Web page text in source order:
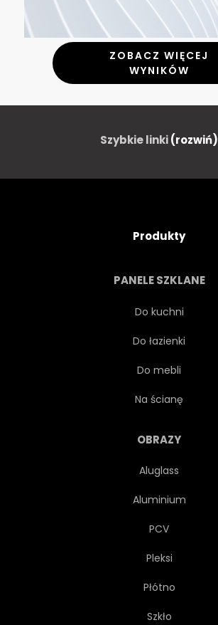
ZOBACZ WIĘCEJ
WYNIKÓW
Szybkie linki(rozwiń)
Produkty
PANELE SZKLANE
Do kuchni
Do łazienki
Do mebli
Na ścianę
OBRAZY
Aluglass
Aluminium
PCV
Pleksi
Płótno
Szkło